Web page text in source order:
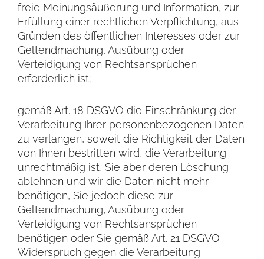
freie Meinungsäußerung und Information, zur
Erfüllung einer rechtlichen Verpflichtung, aus
Gründen des öffentlichen Interesses oder zur
Geltendmachung, Ausübung oder
Verteidigung von Rechtsansprüchen
erforderlich ist;
gemäß Art. 18 DSGVO die Einschränkung der
Verarbeitung Ihrer personenbezogenen Daten
zu verlangen, soweit die Richtigkeit der Daten
von Ihnen bestritten wird, die Verarbeitung
unrechtmäßig ist, Sie aber deren Löschung
ablehnen und wir die Daten nicht mehr
benötigen, Sie jedoch diese zur
Geltendmachung, Ausübung oder
Verteidigung von Rechtsansprüchen
benötigen oder Sie gemäß Art. 21 DSGVO
Widerspruch gegen die Verarbeitung